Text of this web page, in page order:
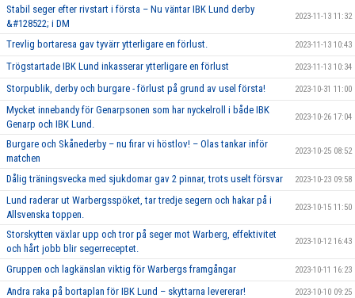
Stabil seger efter rivstart i första – Nu väntar IBK Lund derby
&#128522; i DM
2023-11-13 11:32
Trevlig bortaresa gav tyvärr ytterligare en förlust. 2023-11-13 10:43
Trögstartade IBK Lund inkasserar ytterligare en förlust 2023-11-13 10:34
Storpublik, derby och burgare - förlust på grund av usel första! 2023-10-31 11:00
Mycket innebandy för Genarpsonen som har nyckelroll i både IBK
Genarp och IBK Lund.
2023-10-26 17:04
Burgare och Skånederby – nu firar vi höstlov! – Olas tankar inför
matchen
2023-10-25 08:52
Dålig träningsvecka med sjukdomar gav 2 pinnar, trots uselt försvar 2023-10-23 09:58
Lund raderar ut Warbergsspöket, tar tredje segern och hakar på i
Allsvenska toppen.
2023-10-15 11:50
Storskytten växlar upp och tror på seger mot Warberg, effektivitet
och hårt jobb blir segerreceptet.
2023-10-12 16:43
Gruppen och lagkänslan viktig för Warbergs framgångar 2023-10-11 16:23
Andra raka på bortaplan för IBK Lund – skyttarna levererar! 2023-10-10 09:25